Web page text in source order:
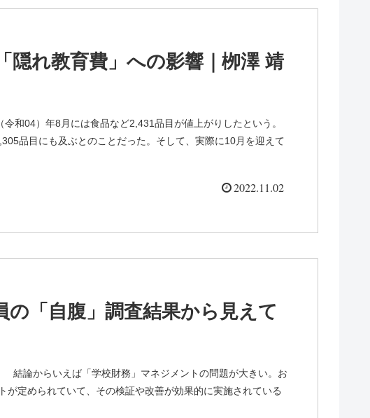
隠れ教育費」への影響｜栁澤 靖
和04）年8月には食品など2,431品目が値上がりしたという。
品目にも及ぶとのことだった。そして、実際に10月を迎えて
2022.11.02
の「自腹」調査結果から見えて
結論からいえば「学校財務」マネジメントの問題が大きい。お
定められていて、その検証や改善が効果的に実施されている